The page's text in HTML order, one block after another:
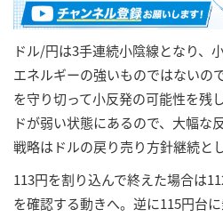
ドル/円は3手連続小陰線となり、
エネルギーの強いものではないの
を守り切って小反発の可能性を残
ドが弱い状態にあるので、大幅な
戦略はドルの戻り売り方針継続と
113円を割り込んで終えた場合は
を確認する動きへ。逆に115円台